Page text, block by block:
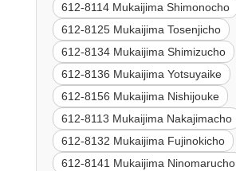
612-8114 Mukaijima Shimonocho
612-8125 Mukaijima Tosenjicho
612-8134 Mukaijima Shimizucho
612-8136 Mukaijima Yotsuyaike
612-8156 Mukaijima Nishijouke
612-8113 Mukaijima Nakajimacho
612-8132 Mukaijima Fujinokicho
612-8141 Mukaijima Ninomarucho